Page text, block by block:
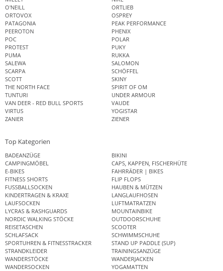
O'NEILL
ORTLIEB
ORTOVOX
OSPREY
PATAGONIA
PEAK PERFORMANCE
PEEROTON
PHENIX
POC
POLAR
PROTEST
PUKY
PUMA
RUKKA
SALEWA
SALOMON
SCARPA
SCHÖFFEL
SCOTT
SKINY
THE NORTH FACE
SPIRIT OF OM
TUNTURI
UNDER ARMOUR
VAN DEER - RED BULL SPORTS
VAUDE
VIRTUS
YOGISTAR
ZANIER
ZIENER
Top Kategorien
BADEANZÜGE
BIKINI
CAMPINGMÖBEL
CAPS, KAPPEN, FISCHERHÜTE
E-BIKES
FAHRRÄDER | BIKES
FITNESS SHORTS
FLIP FLOPS
FUSSBALLSOCKEN
HAUBEN & MÜTZEN
KINDERTRAGEN & KRAXE
LANGLAUFHOSEN
LAUFSOCKEN
LUFTMATRATZEN
LYCRAS & RASHGUARDS
MOUNTAINBIKE
NORDIC WALKING STÖCKE
OUTDOORSCHUHE
REISETASCHEN
SCOOTER
SCHLAFSACK
SCHWIMMSCHUHE
SPORTUHREN & FITNESSTRACKER
STAND UP PADDLE (SUP)
STRANDKLEIDER
TRAININGSANZÜGE
WANDERSTÖCKE
WANDERJACKEN
WANDERSOCKEN
YOGAMATTEN